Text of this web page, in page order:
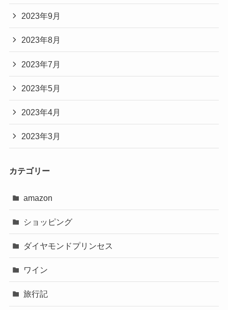
2023年9月
2023年8月
2023年7月
2023年5月
2023年4月
2023年3月
カテゴリー
amazon
ショッピング
ダイヤモンドプリンセス
ワイン
旅行記